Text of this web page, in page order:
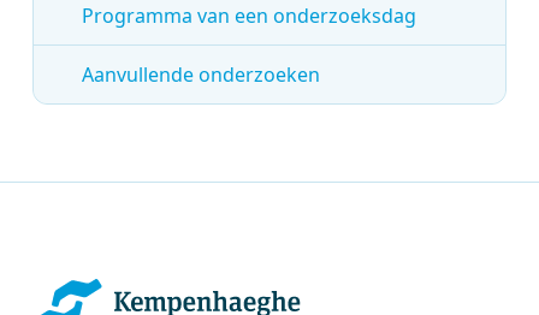
Programma van een onderzoeksdag
Aanvullende onderzoeken